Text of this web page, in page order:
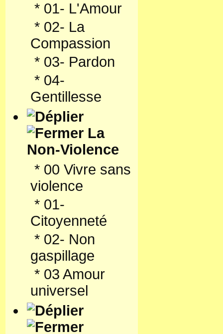
* 01- L'Amour
* 02- La
Compassion
* 03- Pardon
* 04-
Gentillesse
La
Non-Violence
* 00 Vivre sans
violence
* 01-
Citoyenneté
* 02- Non
gaspillage
* 03 Amour
universel